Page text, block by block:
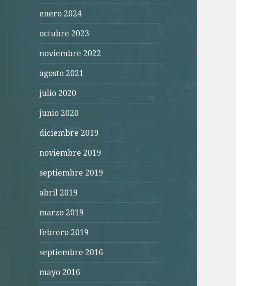
enero 2024
octubre 2023
noviembre 2022
agosto 2021
julio 2020
junio 2020
diciembre 2019
noviembre 2019
septiembre 2019
abril 2019
marzo 2019
febrero 2019
septiembre 2016
mayo 2016